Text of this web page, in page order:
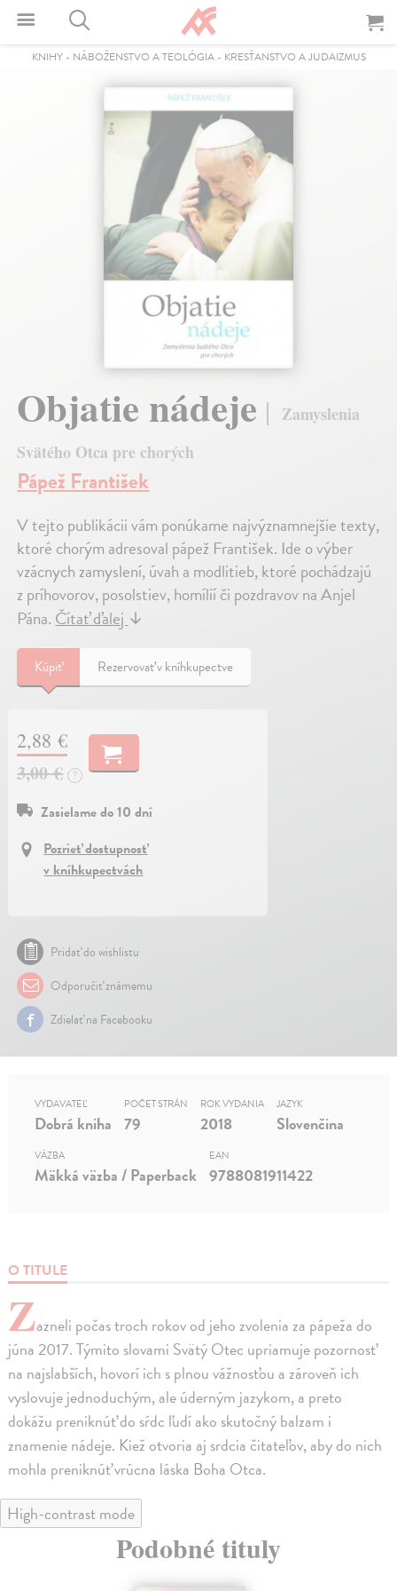
KNIHY- NÁBOŽENSTVO A TEOLÓGIA- KRESŤANSTVO A JUDAIZMUS
Objatie nádeje
Zamyslenia
Svätého Otca pre chorých
Pápež František
V tejto publikácii vám ponúkame najvýznamnejšie texty,
ktoré chorým adresoval pápež František. Ide o výber
vzácnych zamyslení, úvah a modlitieb, ktoré pochádzajú
z príhovorov, posolstiev, homílií či pozdravov na Anjel
Pána. Čítať ďalej ↓
Kúpiť Rezervovať v kníhkupectve
2,88 €
3,00 €
?
Zasielame do 10 dní
Pozrieť dostupnosť
v kníhkupectvách
Pridať do wishlistu
Odporučiť známemu
Zdielať na Facebooku
O TITULE
Zazneli počas troch rokov od jeho zvolenia za pápeža do
júna 2017. Týmito slovami Svätý Otec upriamuje pozornosť
na najslabších, hovorí ich s plnou vážnosťou a zároveň ich
vyslovuje jednoduchým, ale úderným jazykom, a preto
dokážu preniknúť do sŕdc ľudí ako skutočný balzam i
znamenie nádeje. Kiež otvoria aj srdcia čitateľov, aby do nich
mohla preniknúť vrúcna láska Boha Otca.
VYDAVATEĽ
Dobrá kniha
POČET STRÁN
79
ROK VYDANIA
2018
JAZYK
Slovenčina
VÄZBA
Mäkká väzba / Paperback
EAN
9788081911422
High-contrast mode
Podobné tituly